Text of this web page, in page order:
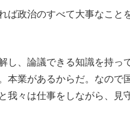
ば政治のすべて大事なこと
し、論議できる知識を持っ
本業があるからだ。なので
我々は仕事をしながら、見